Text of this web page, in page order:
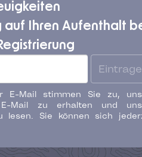
auf Ihren Aufenthalt
E-Mail stimmen Sie zu,
E-Mail zu erhalten und
lesen. Sie können sich